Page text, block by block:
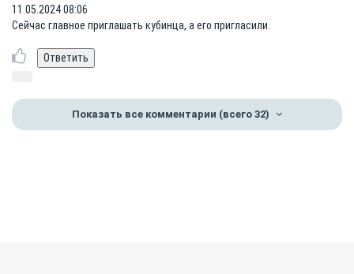
11.05.2024 08:06
Сейчас главное приглашать кубинца, а его пригласили.
Показать все комментарии (всего 32)